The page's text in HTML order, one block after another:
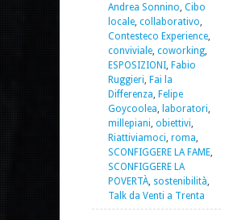
Andrea Sonnino Cibo
locale collaborativo
Contesteco Experience
conviviale coworking
ESPOSIZIONI Fabio
Ruggieri Fai la
Differenza Felipe
Goycoolea
laboratori
millepiani obiettivi
Riattiviamoci roma
SCONFIGGERE LA FAME
SCONFIGGERE LA
POVERTÀ sostenibilità
Talk da Venti a Trenta